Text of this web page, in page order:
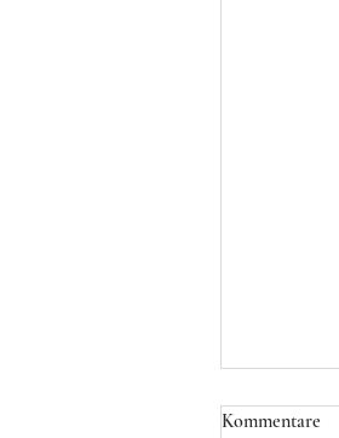
Kommentare